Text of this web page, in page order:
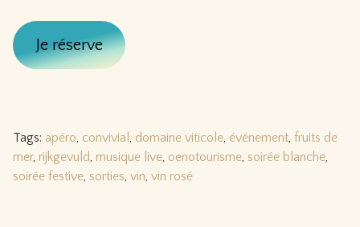
Je réserve
Tags: apéro, convivial , domaine viticole, événement, fruits de
mer, rijkgevuld, musique live, oenotourisme, soirée blanche,
soirée festive, sorties, vin, vin rosé